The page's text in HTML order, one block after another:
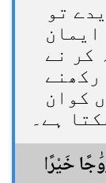
تو
ایمان
کر نے
رکھنے
کوان
ہے۔
خَيْرًا